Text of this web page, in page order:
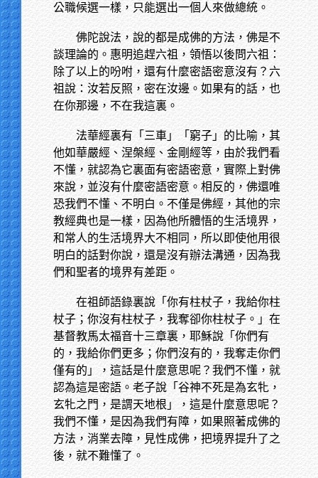
公職候選一樣，只能選出一個人來做總統。
佛陀說法，說的都是成佛的方法，佛是不
談理論的。惠明追趕六祖，領悟以後問六祖：
除了以上的吩咐，還有什麼密語密意沒有？六
祖說：汝若反照，密在汝邊。如果有的話，也
在你那邊，不在我這裏。
法華經裏有「三車」「窮子」的比喻，其
他如華嚴經、涅槃經、金剛經等，由於我們看
不懂，就認為它裏面有密語密意，實際上對佛
來說，並沒有什麼密語密意。相反的，佛還唯
恐我們不懂、不明白。不僅是佛經，其他的宗
教經典也是一樣，因為他所體悟的生活境界，
和常人的生活境界大不相同，所以即使他用很
明白的話對你說，還是沒有辦法溝通，因為我
們和聖者的境界有差距。
在祖師語錄裏說「你有柱杖子，我給你柱
杖子；你沒有柱杖子，我奪卻你柱杖子。」在
基督教馬太福音十三章裏，耶穌說「你們有
的，我給你們更多；你們沒有的，我奪走你們
僅有的」，這話是什麼意思呢？我們不懂，就
認為這是密語。老子說「谷神不死是為玄牝，
玄牝之門，是謂天地根」，這是什麼意思呢？
我們不懂，是因為我們有障，如果照著成佛的
方法，消業去障，見性成佛，把境界提升了之
後，就不難懂了。